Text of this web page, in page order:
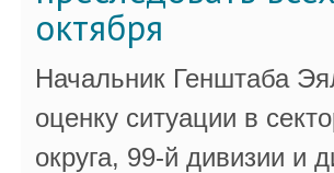
октября
Начальник Генштаба
оценку ситуации в
округа, 99-й дивизии и